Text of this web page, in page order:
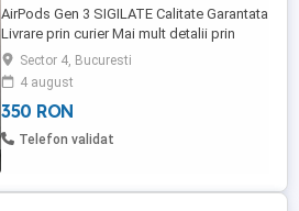
AirPods Gen 3 SIGILATE Calitate Garantata
Livrare prin curier Mai mult detalii prin
mesaje sau la telefon.
Sector 4, Bucuresti
4 august
350 RON
Telefon validat